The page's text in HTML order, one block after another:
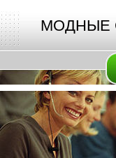
МОДНЫЕ